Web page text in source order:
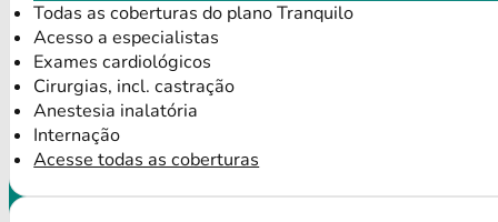
Todas as coberturas do plano Tranquilo
Acesso a especialistas
Exames cardiológicos
Cirurgias, incl. castração
Anestesia inalatória
Internação
Acesse todas as coberturas